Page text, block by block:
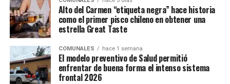
Alto del Carmen “etiqueta negra” hace historia
como el primer pisco chileno en obtener una
estrella Great Taste
COMUNALES hace 1 semana
El modelo preventivo de Salud permitió
enfrentar de buena forma el intenso sistema
frontal 2026